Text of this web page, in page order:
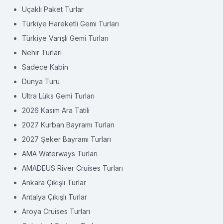
Uçaklı Paket Turlar
Türkiye Hareketli Gemi Turları
Türkiye Varışlı Gemi Turları
Nehir Turları
Sadece Kabin
Dünya Turu
Ultra Lüks Gemi Turları
2026 Kasım Ara Tatili
2027 Kurban Bayramı Turları
2027 Şeker Bayramı Turları
AMA Waterways Turları
AMADEUS River Cruises Turları
Ankara Çıkışlı Turlar
Antalya Çıkışlı Turlar
Aroya Cruises Turları